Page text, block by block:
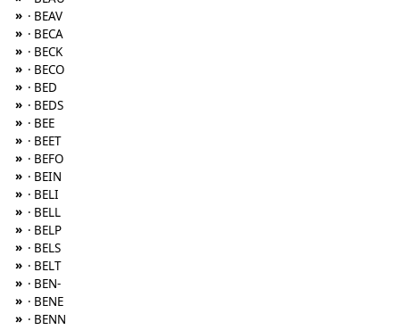
» · BEAV
» · BECA
» · BECK
» · BECO
» · BED
» · BEDS
» · BEE
» · BEET
» · BEFO
» · BEIN
» · BELI
» · BELL
» · BELP
» · BELS
» · BELT
» · BEN-
» · BENE
» · BENN